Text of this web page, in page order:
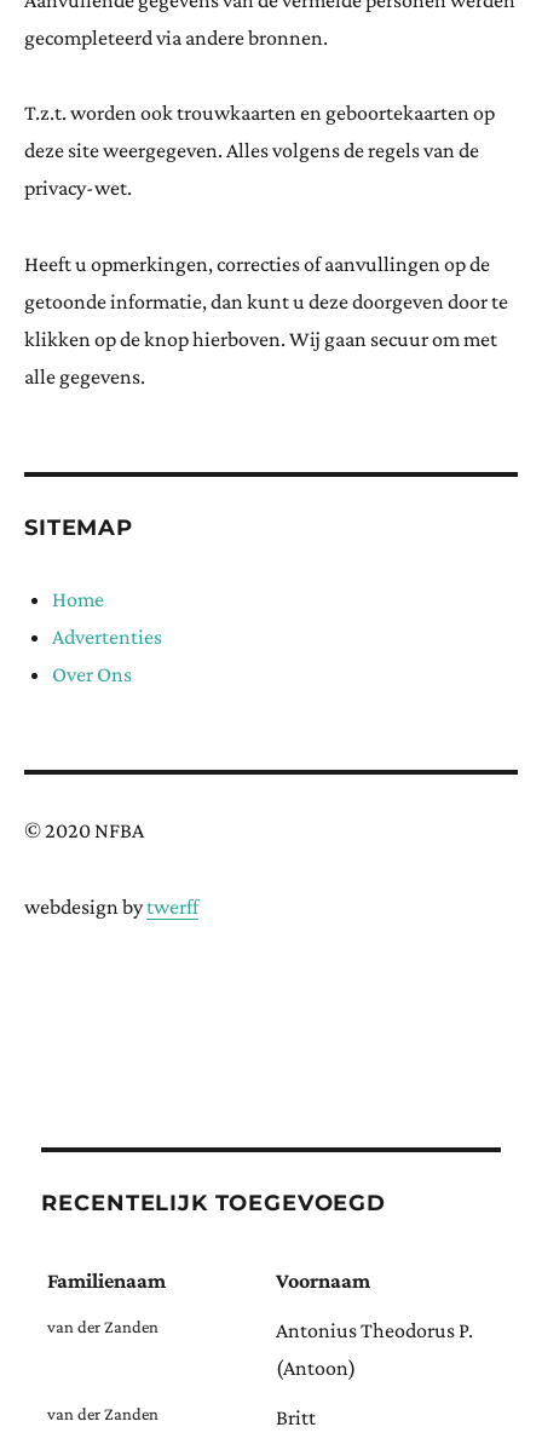
gecompleteerd via andere bronnen.
T.z.t. worden ook trouwkaarten en geboortekaarten op
deze site weergegeven. Alles volgens de regels van de
privacy-wet.
Heeft u opmerkingen, correcties of aanvullingen op de
getoonde informatie, dan kunt u deze doorgeven door te
klikken op de knop hierboven. Wij gaan secuur om met
alle gegevens.
SITEMAP
Home
Advertenties
Over Ons
© 2020 NFBA
webdesign bytwerff
RECENTELIJK TOEGEVOEGD
Familienaam Voornaam
van der Zanden
Antonius Theodorus P.
(Antoon)
van der Zanden Britt